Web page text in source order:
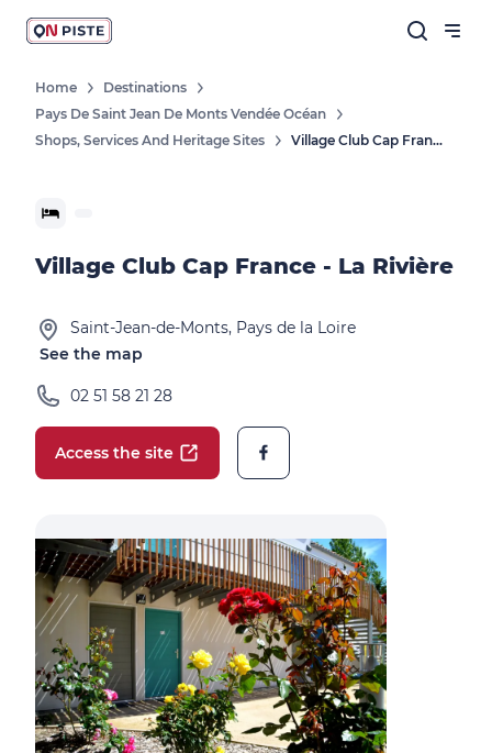
Home
Destinations
Pays De Saint Jean De Monts Vendée Océan
Shops, Services And Heritage Sites
Village Club Cap France - La Rivière
Village Club Cap France - La Rivière
Saint-Jean-de-Monts, Pays de la Loire
See the map
02 51 58 21 28
Access the site